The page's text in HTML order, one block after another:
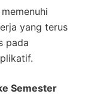
yang terus
pada
Semester